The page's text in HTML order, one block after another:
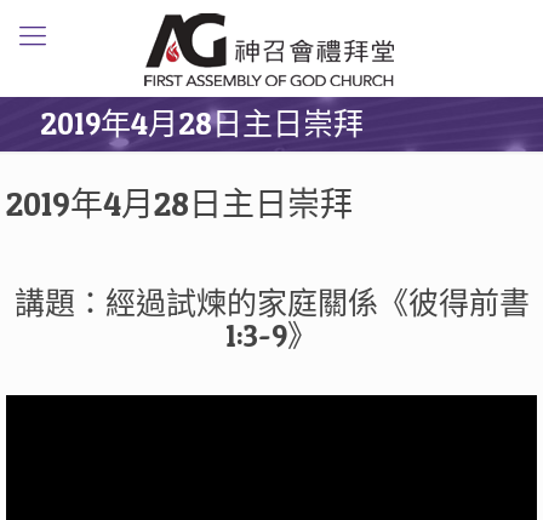
2019年4月28日主日崇拜
2019年4月28日主日崇拜
講題：經過試煉的家庭關係《彼得前書
1:3-9》